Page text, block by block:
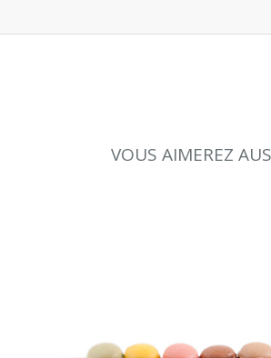
VOUS AIMEREZ